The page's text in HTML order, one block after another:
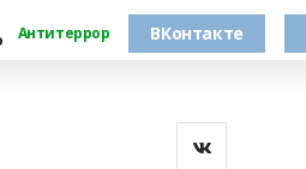
Антитеррор ВКонтакте